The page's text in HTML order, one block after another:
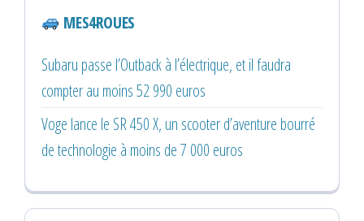
MES4ROUES
Subaru passe l’Outback à l’électrique, et il faudra
compter au moins 52 990 euros
Voge lance le SR 450 X, un scooter d’aventure bourré
de technologie à moins de 7 000 euros